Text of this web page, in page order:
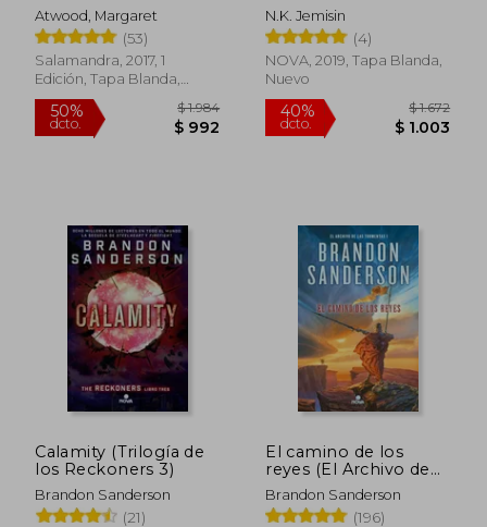
Atwood, Margaret
(53)
Salamandra, 2017, 1
Edición, Tapa Blanda,
Nuevo
50%
dcto.
$ 1.984
N.K. Jemisin
(4)
NOVA, 2019, Tapa Blanda,
Nuevo
40%
dcto. $
Calamity (Trilogía de
los Reckoners 3)
Brandon Sanderson
(21)
El camino de los
reyes (El Archivo de
las Tormentas 1)
Brandon Sanderson
(196)